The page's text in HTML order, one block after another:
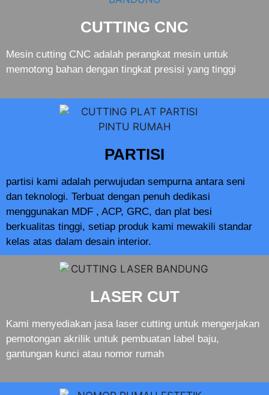
CUTTING CNC
Mesin cutting CNC adalah perangkat mesin untuk
memotong bahan dengan tingkat presisi yang tinggi
PARTISI
partisi kami adalah perwujudan sempurna antara seni
dan teknologi. Terbuat dengan penuh dedikasi
menggunakan MDF , ACP, GRC, dan plat besi
berkualitas tinggi, setiap produk kami mewakili standar
kelas atas dalam desain interior.
LASER CUT
Kami menyediakan jasa laser cutting untuk mengerjakan
pemotongan akrilik untuk pembuatan label baju,
gantungan kunci atau nomor rumah